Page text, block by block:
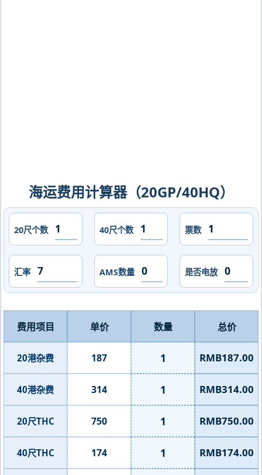
海运费用计算器（20GP/40HQ）
20尺个数 40尺个数 票数
汇率 AMS数量 是否电放
费用项目 单价 数量 总价
20港杂费 187 1 RMB187.00
40港杂费 314 1 RMB314.00
20尺THC 750 1 RMB750.00
40尺THC 174 1 RMB174.00